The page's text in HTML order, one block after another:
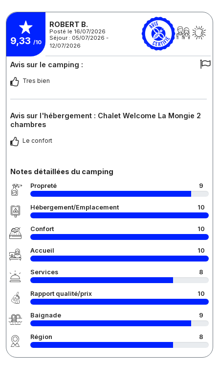
9,33 /10
ROBERT B.
Posté le 16/07/2026
Séjour : 05/07/2026 -
12/07/2026
Avis sur le camping :
Tres bien
Avis sur l'hébergement : Chalet Welcome La Mongie 2
chambres
Le confort
Notes détaillées du camping
Propreté 9
Hébergement/Emplacement 10
Confort 10
Accueil 10
Services 8
Rapport qualité/prix 10
Baignade 9
Région 8